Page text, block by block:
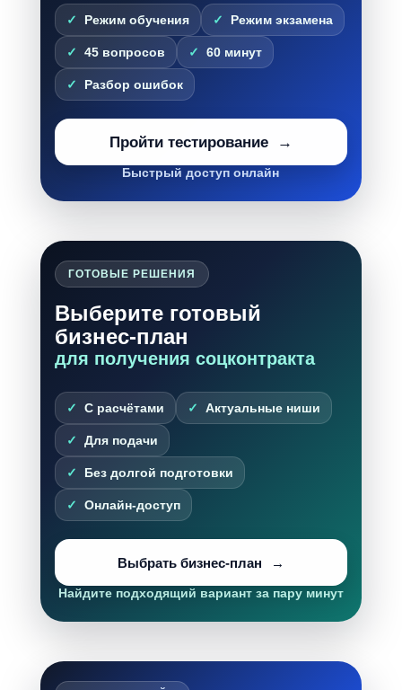
Режим обучения Режим экзамена
45 вопросов 60 минут
Разбор ошибок
Пройти тестирование
Быстрый доступ онлайн
ГОТОВЫЕ РЕШЕНИЯ
Выберите готовый
бизнес-план
для получения соцконтракта
С расчётами Актуальные ниши
Для подачи
Без долгой подготовки
Онлайн-доступ
Выбрать бизнес-план
Найдите подходящий вариант за пару минут